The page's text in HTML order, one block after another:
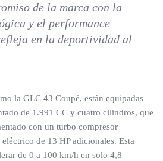
de la marca con la
y el performance
en la deportividad al
la GLC 43 Coupé, están equipadas
de 1.991 CC y cuatro cilindros, que
con un turbo compresor
de 13 HP adicionales. Esta
de 0 a 100 km/h en solo 4,8